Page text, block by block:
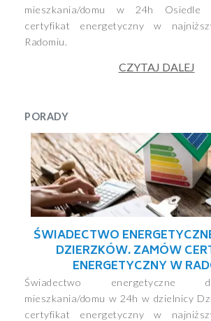
mieszkania/domu w 24h Osiedle
certyfikat energetyczny w
Radomiu.
CZYTAJ DALEJ
PORADY
ŚWIADECTWO
DZIERZKÓW. ZAMÓW
ENERGETYCZNY W
Świadectwo energetyczne
mieszkania/domu w 24h w dzielnicy
certyfikat energetyczny w